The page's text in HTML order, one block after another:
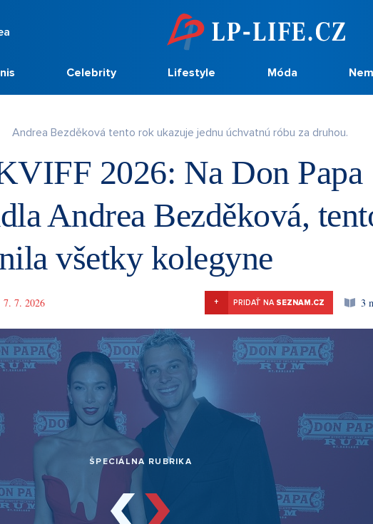
Celebrity Lifestyle Móda
Andrea Bezděková tento rok ukazuje jednu úchvatnú róbu za druhou.
2026: Na Don Papa
Andrea Bezděková,
všetky kolegyne
7. 7. 2026 + PRIDAŤ NA SEZNAM.CZ 3
ŠPECIÁLNA RUBRIKA